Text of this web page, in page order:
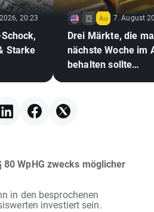
20:23
Starke
7. August
Drei Märkte, die
nächste Woche im
behalten sollte
WpHG zwecks möglicher
in den besprochenen
investiert sein.